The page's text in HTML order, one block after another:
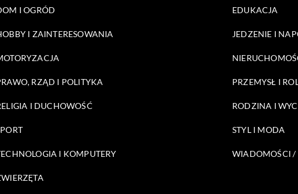
I OGRÓD EDUKACJA
I ZAINTERESOWANIA JEDZENIE I
RZĄD I POLITYKA PRZEMYSŁ I
I DUCHOWOŚĆ RODZINA I
STYL I MODA
I KOMPUTERY WIADOMOŚCI /